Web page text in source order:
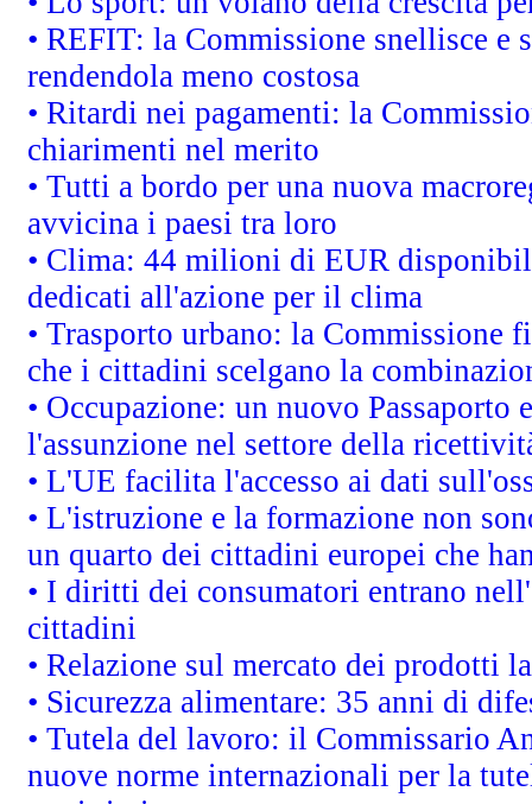
• REFIT: la Commissione snellisce
rendendola meno costosa
• Ritardi nei pagamenti: la
chiarimenti nel merito
• Tutti a bordo per una nuova
avvicina i paesi tra loro
• Clima: 44 milioni di EUR
dedicati all'azione per il clima
• Trasporto urbano: la Commissione
che i cittadini scelgano la
• Occupazione: un nuovo Passaporto
l'assunzione nel settore della
• L'UE facilita l'accesso ai dati
• L'istruzione e la formazione non
un quarto dei cittadini europei che
• I diritti dei consumatori entrano
cittadini
• Relazione sul mercato dei prodotti
• Sicurezza alimentare: 35 anni di
• Tutela del lavoro: il Commissario
nuove norme internazionali per la